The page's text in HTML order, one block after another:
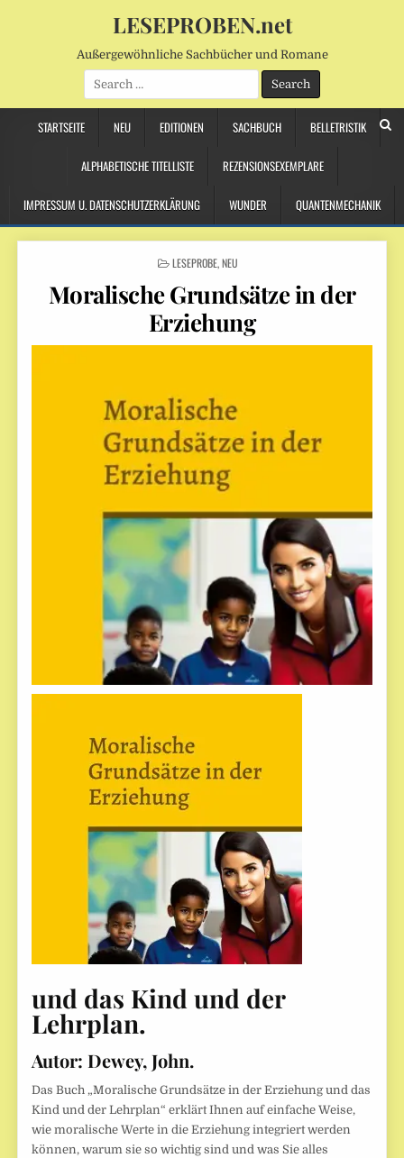
LESEPROBEN.net
Außergewöhnliche Sachbücher und Romane
Search
for:
STARTSEITE NEU EDITIONEN SACHBUCH BELLETRISTIK
ALPHABETISCHE TITELLISTE REZENSIONSEXEMPLARE
IMPRESSUM U. DATENSCHUTZERKLÄRUNG WUNDER QUANTENMECHANIK
POSTED
LESEPROBE,NEU
Moralische Grundsätze in der
Erziehung
und das Kind und der
Lehrplan.
Autor: Dewey, John.
Das Buch „Moralische Grundsätze in der Erziehung und das
Kind und der Lehrplan“ erklärt Ihnen auf einfache Weise,
wie moralische Werte in die Erziehung integriert werden
können, warum sie so wichtig sind und was Sie alles